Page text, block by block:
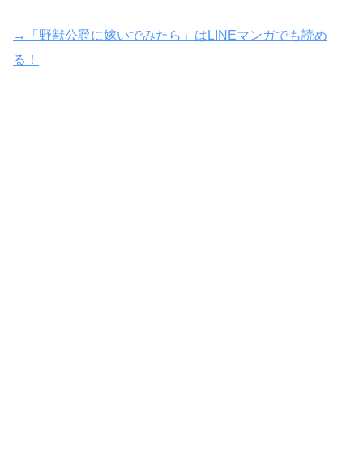
→「野獣公爵に嫁いでみたら」はLINEマンガでも読め
る！